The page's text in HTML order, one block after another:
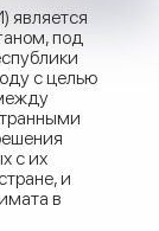
является
под
с целью
с их
и
в